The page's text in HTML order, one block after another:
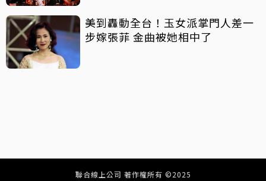
美到轟動全台！玉女派掌門人差一
步嫁張菲 金曲被她相中了
聯合線上公司 著作權所有 ©2025